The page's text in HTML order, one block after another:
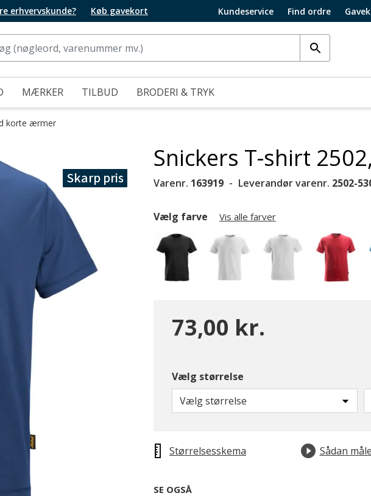
erhvervskunde? Køb gavekort Kundeservice Find ordre
MÆRKER TILBUD BRODERI & TRYK
korte ærmer
Skarp pris
Snickers T-shirt
Varenr. 163919 Leverandør varenr. 2502-
Vælg farve Vis alle farver
73,00 kr.
Vælg størrelse
Vælg størrelse
Størrelsesskema Sådan
SE OGSÅ